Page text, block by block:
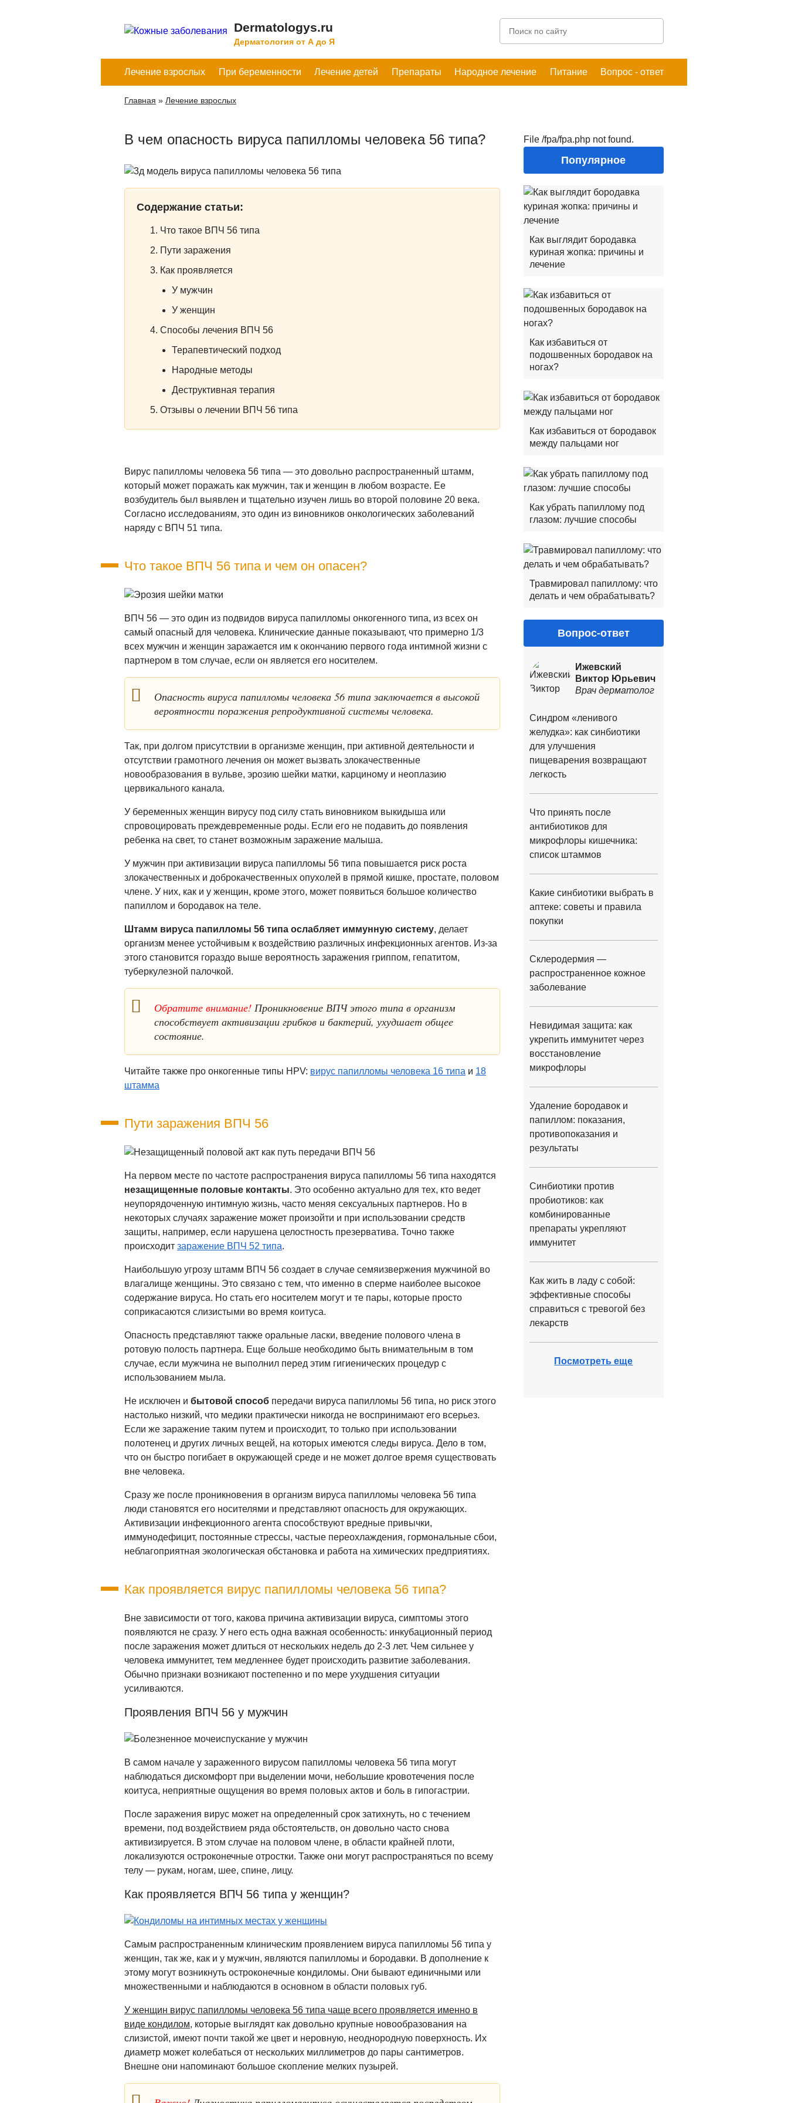
Dermatologys.ru
Дерматология от А до Я
Лечение взрослых При беременности Лечение детей Препараты Народное лечение Питание Вопрос - ответ
Главная » Лечение взрослых
В чем опасность вируса папилломы человека 56 типа?
Содержание статьи:
Что такое ВПЧ 56 типа
Пути заражения
Как проявляется
У мужчин
У женщин
Способы лечения ВПЧ 56
Терапевтический подход
Народные методы
Деструктивная терапия
Отзывы о лечении ВПЧ 56 типа
Вирус папилломы человека 56 типа — это довольно распространенный штамм,
который может поражать как мужчин, так и женщин в любом возрасте. Ее
возбудитель был выявлен и тщательно изучен лишь во второй половине 20 века.
Согласно исследованиям, это один из виновников онкологических заболеваний
наряду с ВПЧ 51 типа.
Что такое ВПЧ 56 типа и чем он опасен?
ВПЧ 56 — это один из подвидов вируса папилломы онкогенного типа, из всех он
самый опасный для человека. Клинические данные показывают, что примерно 1/3
всех мужчин и женщин заражается им к окончанию первого года интимной жизни с
партнером в том случае, если он является его носителем.
Опасность вируса папилломы человека 56 типа заключается в высокой
вероятности поражения репродуктивной системы человека.
Так, при долгом присутствии в организме женщин, при активной деятельности и
отсутствии грамотного лечения он может вызвать злокачественные
новообразования в вульве, эрозию шейки матки, карциному и неоплазию
цервикального канала.
У беременных женщин вирусу под силу стать виновником выкидыша или
спровоцировать преждевременные роды. Если его не подавить до появления
ребенка на свет, то станет возможным заражение малыша.
У мужчин при активизации вируса папилломы 56 типа повышается риск роста
злокачественных и доброкачественных опухолей в прямой кишке, простате, половом
члене. У них, как и у женщин, кроме этого, может появиться большое количество
папиллом и бородавок на теле.
Штамм вируса папилломы 56 типа ослабляет иммунную систему, делает
организм менее устойчивым к воздействию различных инфекционных агентов. Из-за
этого становится гораздо выше вероятность заражения гриппом, гепатитом,
туберкулезной палочкой.
Обратите внимание! Проникновение ВПЧ этого типа в организм
способствует активизации грибков и бактерий, ухудшает общее
состояние.
Читайте также про онкогенные типы HPV: вирус папилломы человека 16 типа и 18
штамма
Пути заражения ВПЧ 56
На первом месте по частоте распространения вируса папилломы 56 типа находятся
незащищенные половые контакты. Это особенно актуально для тех, кто ведет
неупорядоченную интимную жизнь, часто меняя сексуальных партнеров. Но в
некоторых случаях заражение может произойти и при использовании средств
защиты, например, если нарушена целостность презерватива. Точно также
происходит заражение ВПЧ 52 типа.
Наибольшую угрозу штамм ВПЧ 56 создает в случае семяизвержения мужчиной во
влагалище женщины. Это связано с тем, что именно в сперме наиболее высокое
содержание вируса. Но стать его носителем могут и те пары, которые просто
соприкасаются слизистыми во время коитуса.
Опасность представляют также оральные ласки, введение полового члена в
ротовую полость партнера. Еще больше необходимо быть внимательным в том
случае, если мужчина не выполнил перед этим гигиенических процедур с
использованием мыла.
Не исключен и бытовой способ передачи вируса папилломы 56 типа, но риск этого
настолько низкий, что медики практически никогда не воспринимают его всерьез.
Если же заражение таким путем и происходит, то только при использовании
полотенец и других личных вещей, на которых имеются следы вируса. Дело в том,
что он быстро погибает в окружающей среде и не может долгое время существовать
вне человека.
Сразу же после проникновения в организм вируса папилломы человека 56 типа
люди становятся его носителями и представляют опасность для окружающих.
Активизации инфекционного агента способствуют вредные привычки,
иммунодефицит, постоянные стрессы, частые переохлаждения, гормональные сбои,
неблагоприятная экологическая обстановка и работа на химических предприятиях.
Как проявляется вирус папилломы человека 56 типа?
Вне зависимости от того, какова причина активизации вируса, симптомы этого
появляются не сразу. У него есть одна важная особенность: инкубационный период
после заражения может длиться от нескольких недель до 2-3 лет. Чем сильнее у
человека иммунитет, тем медленнее будет происходить развитие заболевания.
Обычно признаки возникают постепенно и по мере ухудшения ситуации
усиливаются.
Проявления ВПЧ 56 у мужчин
В самом начале у зараженного вирусом папилломы человека 56 типа могут
наблюдаться дискомфорт при выделении мочи, небольшие кровотечения после
коитуса, неприятные ощущения во время половых актов и боль в гипогастрии.
После заражения вирус может на определенный срок затихнуть, но с течением
времени, под воздействием ряда обстоятельств, он довольно часто снова
активизируется. В этом случае на половом члене, в области крайней плоти,
локализуются остроконечные отростки. Также они могут распространяться по всему
телу — рукам, ногам, шее, спине, лицу.
Как проявляется ВПЧ 56 типа у женщин?
Самым распространенным клиническим проявлением вируса папилломы 56 типа у
женщин, так же, как и у мужчин, являются папилломы и бородавки. В дополнение к
этому могут возникнуть остроконечные кондиломы. Они бывают единичными или
множественными и наблюдаются в основном в области половых губ.
У женщин вирус папилломы человека 56 типа чаще всего проявляется именно в
виде кондилом, которые выглядят как довольно крупные новообразования на
слизистой, имеют почти такой же цвет и неровную, неоднородную поверхность. Их
диаметр может колебаться от нескольких миллиметров до пары сантиметров.
Внешне они напоминают большое скопление мелких пузырей.
File /fpa/fpa.php not found.
Популярное
Как выглядит бородавка
куриная жопка: причины и
лечение
Как избавиться от
подошвенных бородавок на
ногах?
Как избавиться от бородавок
между пальцами ног
Как убрать папиллому под
глазом: лучшие способы
Травмировал папиллому: что
делать и чем обрабатывать?
Вопрос-ответ
Ижевский
Виктор Юрьевич
Врач дерматолог
Синдром «ленивого
желудка»: как синбиотики
для улучшения
пищеварения возвращают
легкость
Что принять после
антибиотиков для
микрофлоры кишечника:
список штаммов
Какие синбиотики выбрать в
аптеке: советы и правила
покупки
Склеродермия —
распространенное кожное
заболевание
Невидимая защита: как
укрепить иммунитет через
восстановление
микрофлоры
Удаление бородавок и
папиллом: показания,
противопоказания и
результаты
Синбиотики против
пробиотиков: как
комбинированные
препараты укрепляют
иммунитет
Как жить в ладу с собой:
эффективные способы
справиться с тревогой без
лекарств
Посмотреть еще